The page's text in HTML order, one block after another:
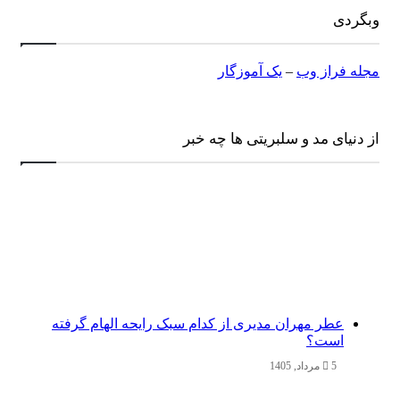
وبگردی
مجله فراز وب– یک آموزگار
از دنیای مد و سلبریتی ها چه خبر
عطر مهران مدیری از کدام سبک رایحه الهام گرفته
است؟
5 مرداد, 1405